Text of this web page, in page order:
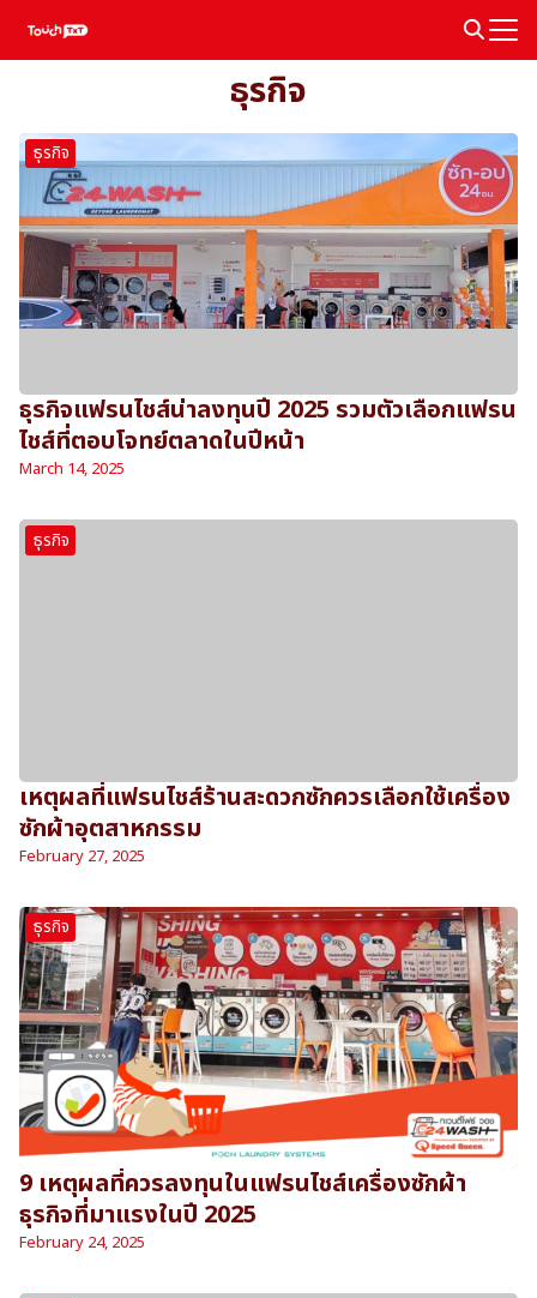
ธุรกิจ
ธุรกิจ
ธุรกิจแฟรนไชส์น่าลงทุนปี 2025 รวมตัวเลือกแฟรน
ไชส์ที่ตอบโจทย์ตลาดในปีหน้า
March 14, 2025
ธุรกิจ
เหตุผลที่แฟรนไชส์ร้านสะดวกซักควรเลือกใช้เครื่อง
ซักผ้าอุตสาหกรรม
February 27, 2025
ธุรกิจ
9 เหตุผลที่ควรลงทุนในแฟรนไชส์เครื่องซักผ้า
ธุรกิจที่มาแรงในปี 2025
February 24, 2025